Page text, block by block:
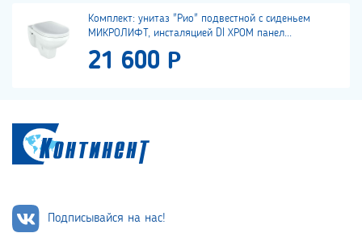
Комплект: унитаз "Рио" подвестной с сиденьем
МИКРОЛИФТ, инсталяцией DI ХРОМ панел...
21 600 Р
Подписывайся на нас!